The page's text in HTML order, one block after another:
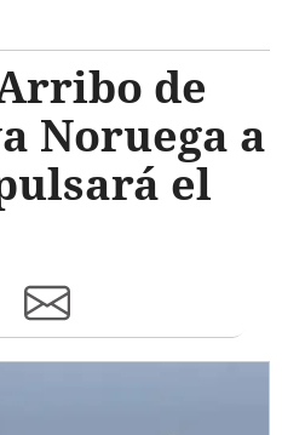
de
Noruega a
el